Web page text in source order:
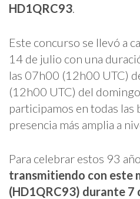
HD1QRC93.
Este concurso se llevó a
14 de julio con una
las 07h00 (12h00 UTC)
(12h00 UTC) del
participamos en todas las
presencia más amplia a
Para celebrar estos 93
transmitiendo con este
(HD1QRC93) durante 7